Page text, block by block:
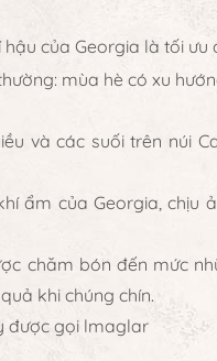
của Georgia là tối ưu
mùa hè có xu
và các suối trên núi
ẩm của Georgia, chịu
chăm bón đến mức
khi chúng chín.
được gọi lmaglar